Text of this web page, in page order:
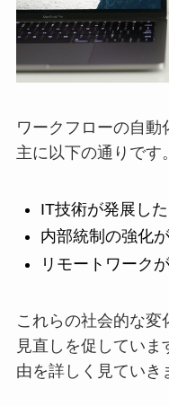
ワークフローの自動
主に以下の通りです。
IT技術が発展し
内部統制の強化
リモートワーク
これらの社会的な
見直しを促してい
由を詳しく見ていき